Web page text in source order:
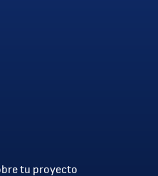
tu proyecto